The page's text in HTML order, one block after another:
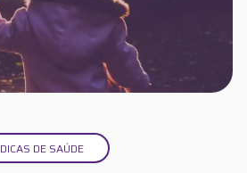
DICAS DE SAÚDE